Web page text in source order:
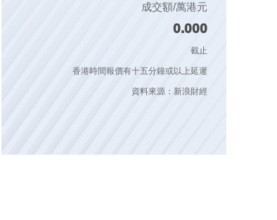
成交額/萬港元
0.000
截止
香港時間報價有十五分鐘或以上延遲
資料來源：新浪財經